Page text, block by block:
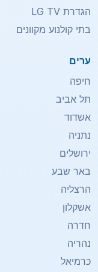
הגדרת LG TV
בתי קולנוע מקוונים
ערים
חיפה
תל אביב
אשדוד
נתניה
ירושלים
באר שבע
הרצליה
אשקלון
חדרה
נהריה
כרמיאל